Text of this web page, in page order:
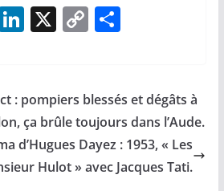
Li
e
dI
n
X C
y
Li
n
k
P
g
er
: pompiers blessés et dégâts à
ça brûle toujours dans l’Aude.
d’Hugues Dayez : 1953, « Les
Hulot » avec Jacques Tati.